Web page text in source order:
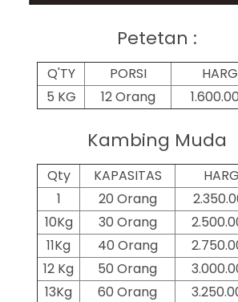
Petetan :
Q'TY PORSI
5 KG
12 Orang
Kambing Muda
Qty KAPASITAS
1
20 Orang
10Kg
30 Orang
11Kg
40 Orang
12 Kg
50 Orang
13Kg
60 Orang